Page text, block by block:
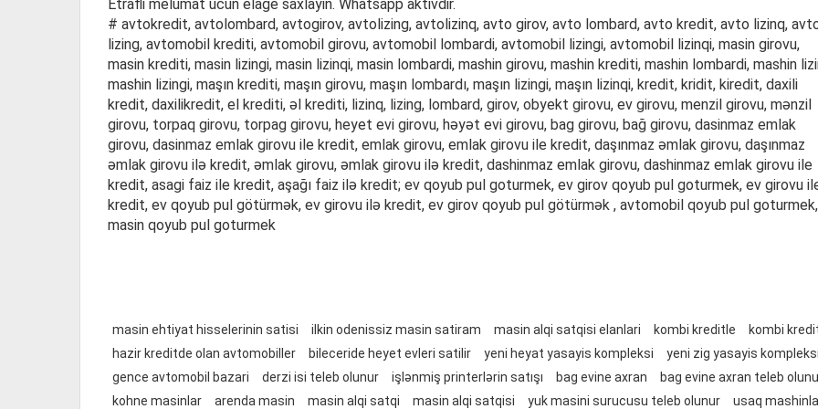
Etrafli melumat ucun elage saxlayin. Whatsapp aktivdir.
# avtokredit, avtolombard, avtogirov, avtolizing, avtolizinq, avto girov, avto lombard, avto kredit, avto lizinq,
lizing, avtomobil krediti, avtomobil girovu, avtomobil lombardi, avtomobil lizingi, avtomobil lizinqi, masin girovu,
masin krediti, masin lizingi, masin lizinqi, masin lombardi, mashin girovu, mashin krediti, mashin lombardi, mashin
mashin lizingi, maşın krediti, maşın girovu, maşın lombardı, maşın lizingi, maşın lizinqi, kredit, kridit, kiredit, daxili
kredit, daxilikredit, el krediti, əl krediti, lizinq, lizing, lombard, girov, obyekt girovu, ev girovu, menzil girovu, mənzil
girovu, torpaq girovu, torpag girovu, heyet evi girovu, həyət evi girovu, bag girovu, bağ girovu, dasinmaz emlak
girovu, dasinmaz emlak girovu ile kredit, emlak girovu, emlak girovu ile kredit, daşınmaz əmlak girovu, daşınmaz
əmlak girovu ilə kredit, əmlak girovu, əmlak girovu ilə kredit, dashinmaz emlak girovu, dashinmaz emlak girovu ile
kredit, asagi faiz ile kredit, aşağı faiz ilə kredit; ev qoyub pul goturmek, ev girov qoyub pul goturmek, ev girovu
kredit, ev qoyub pul götürmək, ev girovu ilə kredit, ev girov qoyub pul götürmək , avtomobil qoyub pul goturmek,
masin qoyub pul goturmek
masin ehtiyat hisselerinin satisi ilkin odenissiz masin satiram masin alqi satqisi elanlari kombi kreditle
kombi
hazir kreditde olan avtomobiller
bileceride heyet evleri satilir yeni heyat yasayis kompleksi
yeni zig yasayis kompleksi
gence avtomobil bazari
derzi isi teleb olunur işlənmiş printerlərin satışı bag evine axran
bag evine axran teleb
kohne masinlar
arenda masin masin alqi satqi masin alqi satqisi yuk masini surucusu teleb olunur usaq